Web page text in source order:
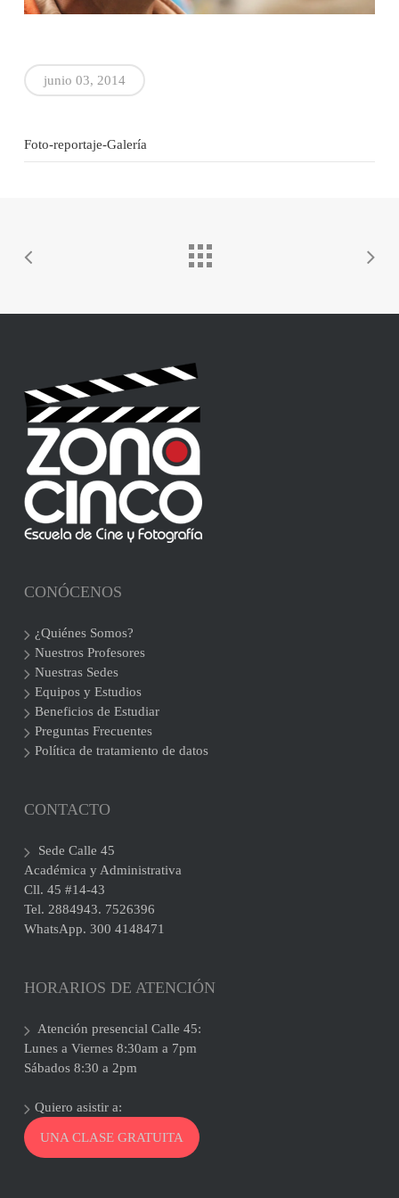
junio 03, 2014
Foto-reportaje-Galería
CONÓCENOS
¿Quiénes Somos?
Nuestros Profesores
Nuestras Sedes
Equipos y Estudios
Beneficios de Estudiar
Preguntas Frecuentes
Política de tratamiento de datos
CONTACTO
Sede Calle 45
Académica y Administrativa
Cll. 45 #14-43
Tel. 2884943. 7526396
WhatsApp. 300 4148471
HORARIOS DE ATENCIÓN
Atención presencial Calle 45:
Lunes a Viernes 8:30am a 7pm
Sábados 8:30 a 2pm
Quiero asistir a:
UNA CLASE GRATUITA